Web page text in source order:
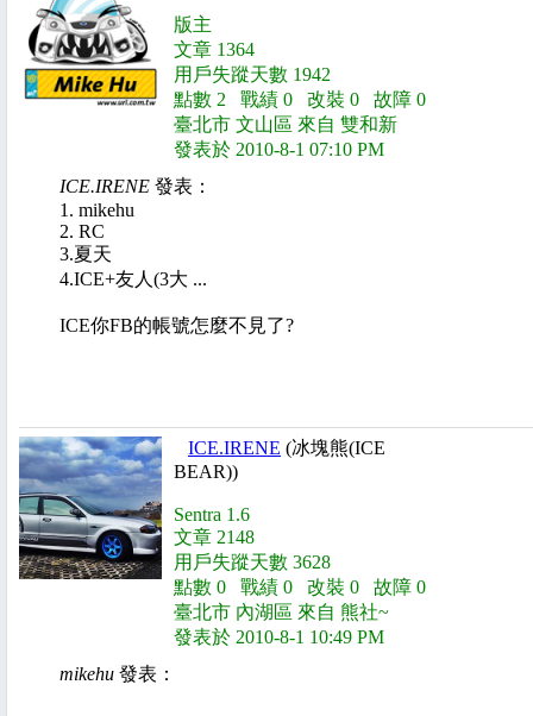
版主
文章 1364
用戶失蹤天數 1942
點數 2 戰績 0 改裝 0 故障 0
臺北市 文山區 來自 雙和新
發表於 2010-8-1 07:10 PM
ICE.IRENE 發表：
1. mikehu
2. RC
3.夏天
4.ICE+友人(3大 ...
ICE你FB的帳號怎麼不見了?
ICE.IRENE (冰塊熊(ICE
BEAR))
Sentra 1.6
文章 2148
用戶失蹤天數 3628
點數 0 戰績 0 改裝 0 故障 0
臺北市 內湖區 來自 熊社~
發表於 2010-8-1 10:49 PM
mikehu 發表：